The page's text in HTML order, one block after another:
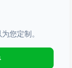
您定制。